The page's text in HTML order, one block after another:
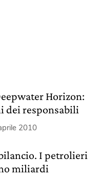
Horizon:
dei responsabili
2010
I petrolieri
miliardi